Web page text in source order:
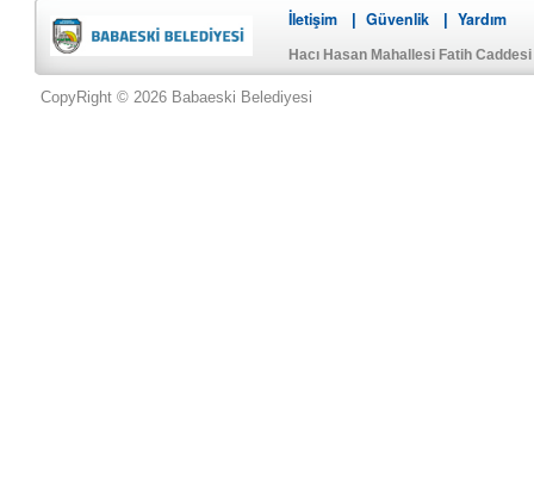
İletişim Güvenlik Yardım
Hacı Hasan Mahallesi Fatih
CopyRight © 2026 Babaeski Belediyesi